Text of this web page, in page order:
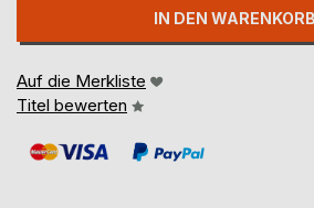
IN DEN WARENKORB
Auf die Merkliste
Titel bewerten